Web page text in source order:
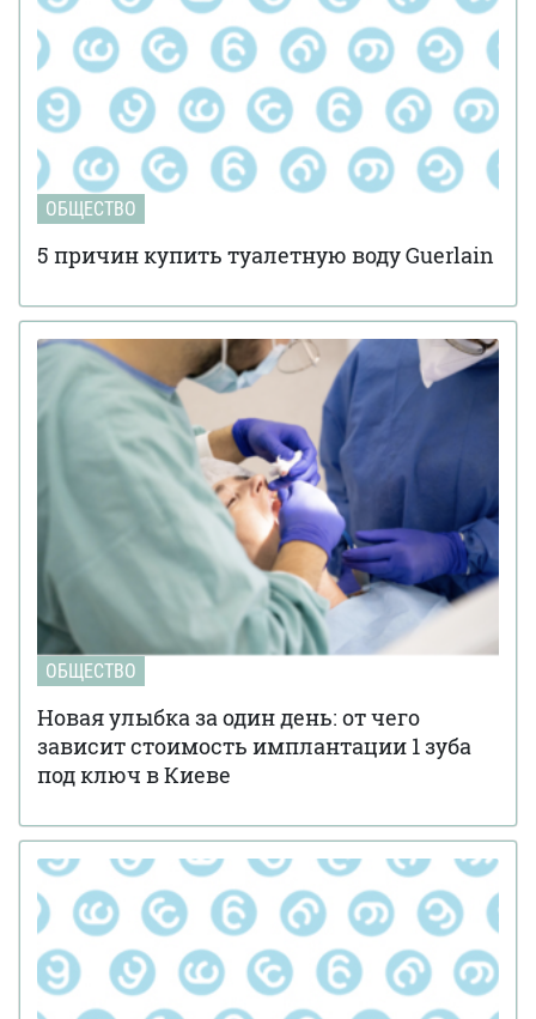
ОБЩЕСТВО
5 причин купить туалетную воду Guerlain
ОБЩЕСТВО
Новая улыбка за один день: от чего
зависит стоимость имплантации 1 зуба
под ключ в Киеве